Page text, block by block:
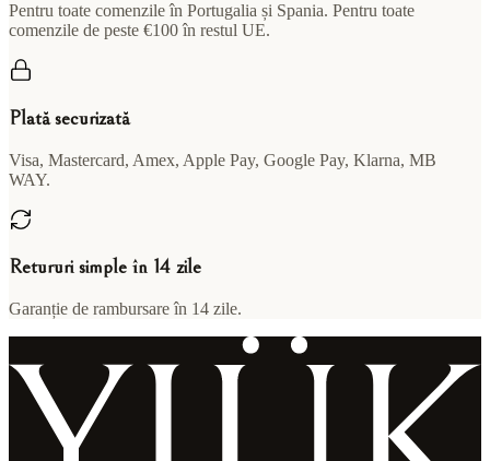
Pentru toate comenzile în Portugalia și Spania. Pentru toate
comenzile de peste €100 în restul UE.
Plată securizată
Visa, Mastercard, Amex, Apple Pay, Google Pay, Klarna, MB
WAY.
Retururi simple în 14 zile
Garanție de rambursare în 14 zile.